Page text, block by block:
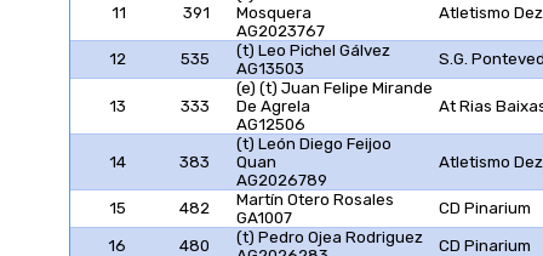
11 391
Mosquera
AG2023767
Atletismo
12 535
(t) Leo Pichel Gálvez
AG13503
S.G.
13 333
(e) (t) Juan Felipe Mirande
De Agrela
AG12506
At Rias
14 383
(t) León Diego Feijoo
Quan
AG2026789
Atletismo
15 482
Martín Otero Rosales
GA1007
CD Pinarium
16 480
(t) Pedro Ojea Rodriguez
CD Pinarium